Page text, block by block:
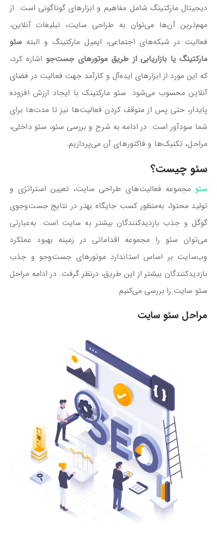
دیجیتال مارکتینگ شامل مفاهیم و ابزارهای گوناگونی است. از
مهم‌ترین آن‌ها می‌توان به طراحی سایت، تبلیغات آنلاین،
فعالیت در شبکه‌های اجتماعی، ایمیل مارکتینگ و البته سئو
مارکتینگ یا بازاریابی از طریق موتورهای جست‌جو اشاره کرد،
که این مورد از ابزارهای ایده‌آل و کارآمد جهت فعالیت در فضای
آنلاین محسوب می‌شود. سئو مارکتینک با ایجاد ارزش افزوده
پایدار، حتی پس از متوقف کردن فعالیت‌ها نیز تا مدت‌ها برای
شما سودآور است. در ادامه به شرح و بررسی سئو، سئو داخلی،
مراحل، تکنیک‌ها و فاکتورهای آن می‌پردازیم.
سئو چیست؟
سئو مجموعه فعالیت‌های طراحی سایت، تعیین استراتژی و
تولید محتوا، به‌منظور کسب جایگاه بهتر در نتایج جست‌وجوی
گوگل و جذب بازدیدکنندگان بیشتر به سایت است. به‌عبارتی
می‌توان سئو را مجموعه اقداماتی در زمینه بهبود عملکرد
وب‌سایت بر اساس استاندارد موتورهای جست‌وجو و جذب
بازدیدکنندگان بیشتر از این طریق، درنظر گرفت. در ادامه مراحل
سئو سایت را بررسی می‌کنیم.
مراحل سئو سایت